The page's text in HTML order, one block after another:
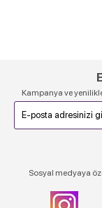
Kampanya ve
Sosyal medyaya